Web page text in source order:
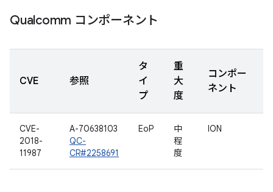
Qualcomm コンポーネント
CVE 参照
タ
イ
プ
重
大
度
コンポー
ネント
CVE-
2018-
11987
A-70638103
QC-
CR#2258691
EoP
中
程
度
ION